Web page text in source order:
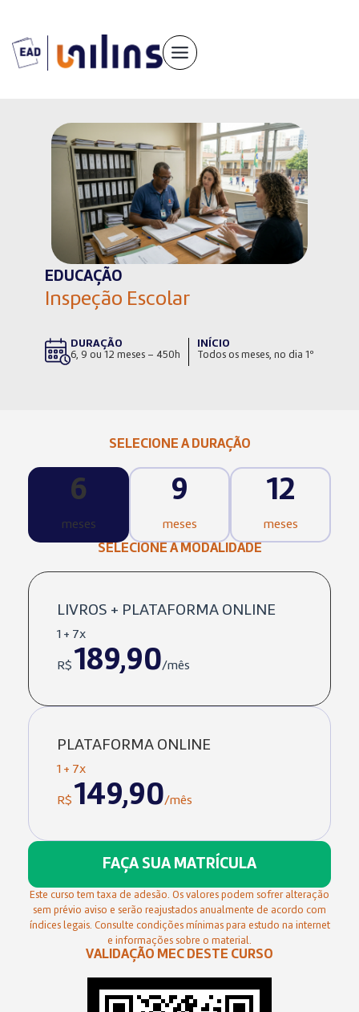
conteúdo
EDUCAÇÃO
Inspeção Escolar
DURAÇÃO
6, 9 ou 12 meses – 450h
INÍCIO
Todos os meses, no dia 1º
SELECIONE A DURAÇÃO
6
meses
9
meses
12
meses
SELECIONE A MODALIDADE
LIVROS + PLATAFORMA ONLINE
1 + 7x
R$ 189,90/mês
PLATAFORMA ONLINE
1 + 7x
R$ 149,90/mês
FAÇA SUA MATRÍCULA
Este curso tem taxa de adesão. Os valores podem sofrer alteração
sem prévio aviso e serão reajustados anualmente de acordo com
índices legais. Consulte condições mínimas para estudo na internet
e informações sobre o material.
VALIDAÇÃO MEC DESTE CURSO